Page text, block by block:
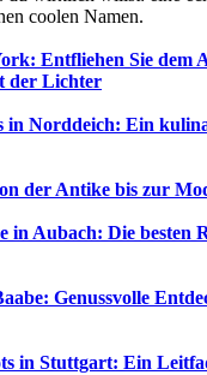
coolen Namen.
Entfliehen Sie dem
der Lichter
in Norddeich: Ein
der Antike bis zur
in Aubach: Die besten
Genussvolle
in Stuttgart: Ein